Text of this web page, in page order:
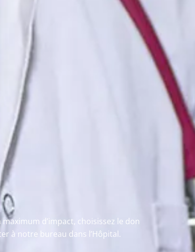
d’impact, choisissez le don
à notre bureau dans l’Hôpital.